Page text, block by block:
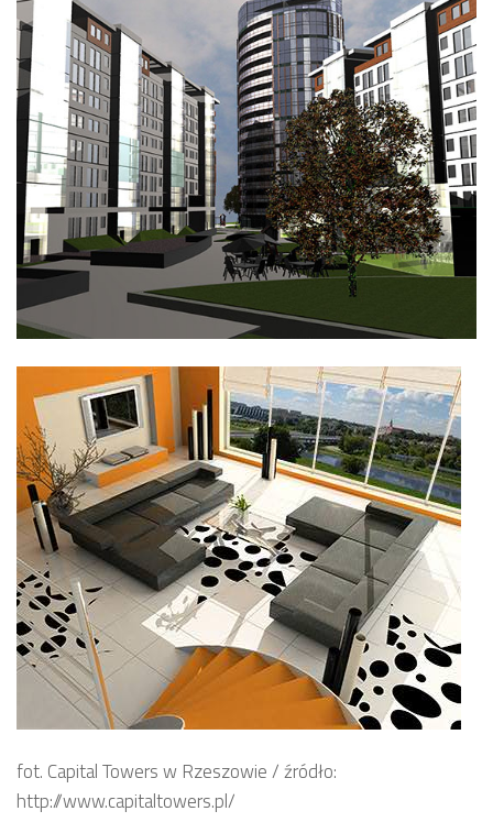
fot. Capital Towers w Rzeszowie / źródło:
http://www.capitaltowers.pl/